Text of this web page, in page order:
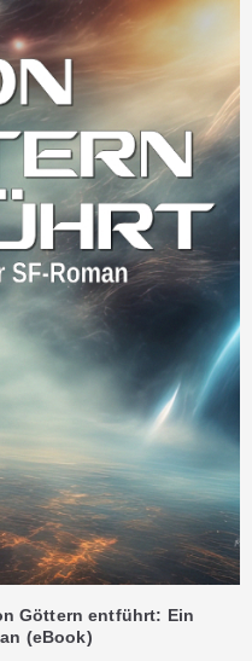
Göttern entführt: Ein
(eBook)